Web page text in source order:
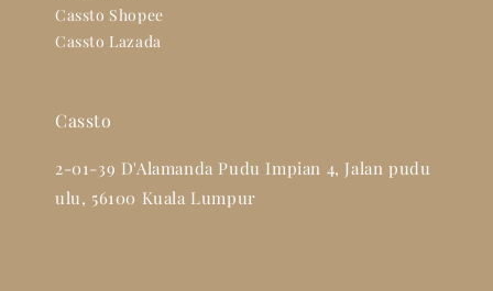
Cassto Shopee
Cassto Lazada
Cassto
2-01-39 D'Alamanda Pudu Impian 4, Jalan pudu
ulu, 56100 Kuala Lumpur